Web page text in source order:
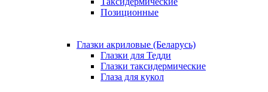
Позиционные
Глазки акриловые (Беларусь)
Глазки для Тедди
Глазки таксидермические
Глаза для кукол